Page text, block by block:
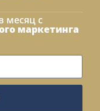
месяц с
маркетинга